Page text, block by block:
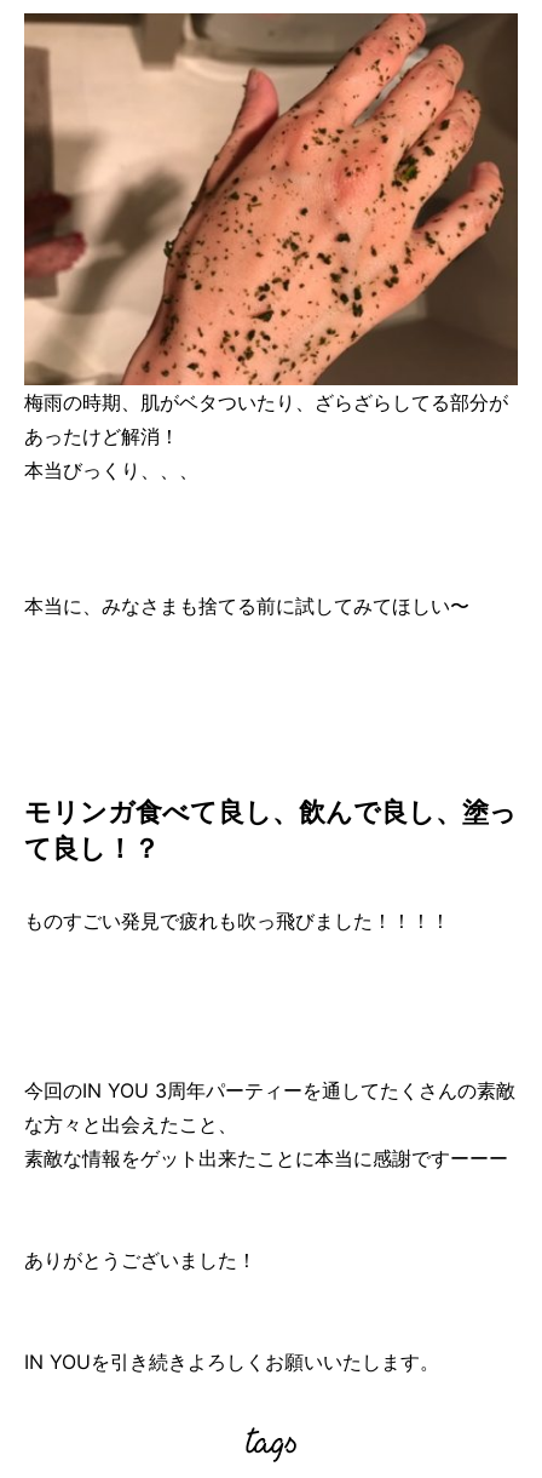
梅雨の時期、肌がベタついたり、ざらざらしてる部分が
あったけど解消！
本当びっくり、、、
本当に、みなさまも捨てる前に試してみてほしい〜
モリンガ食べて良し、飲んで良し、塗っ
て良し！？
ものすごい発見で疲れも吹っ飛びました！！！！
今回のIN YOU 3周年パーティーを通してたくさんの素敵
な方々と出会えたこと、
素敵な情報をゲット出来たことに本当に感謝ですーーー
ありがとうございました！
IN YOUを引き続きよろしくお願いいたします。